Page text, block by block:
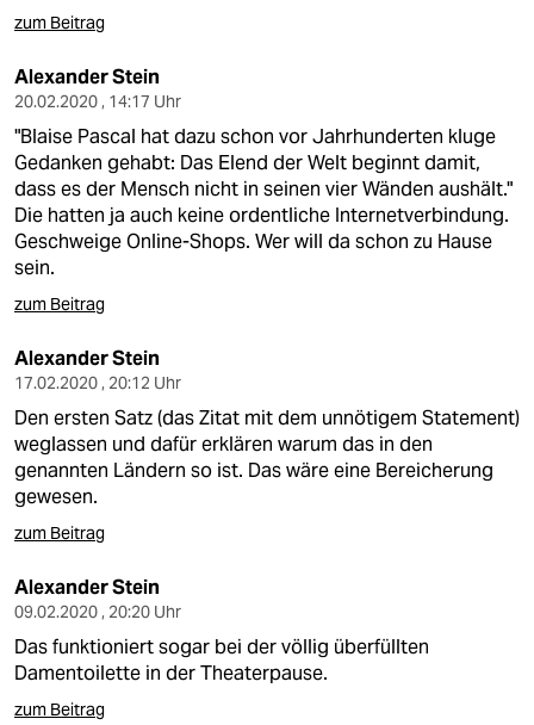
zum Beitrag
Alexander Stein
20.02.2020 , 14:17 Uhr
"Blaise Pascal hat dazu schon vor Jahrhunderten kluge
Gedanken gehabt: Das Elend der Welt beginnt damit,
dass es der Mensch nicht in seinen vier Wänden aushält."
Die hatten ja auch keine ordentliche Internetverbindung.
Geschweige Online-Shops. Wer will da schon zu Hause
sein.
zum Beitrag
Alexander Stein
17.02.2020 , 20:12 Uhr
Den ersten Satz (das Zitat mit dem unnötigem Statement)
weglassen und dafür erklären warum das in den
genannten Ländern so ist. Das wäre eine Bereicherung
gewesen.
zum Beitrag
Alexander Stein
09.02.2020 , 20:20 Uhr
Das funktioniert sogar bei der völlig überfüllten
Damentoilette in der Theaterpause.
zum Beitrag